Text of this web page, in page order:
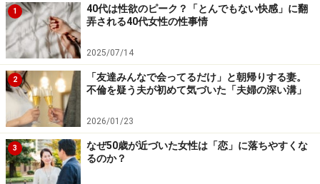
こともあるそうだ。
「当時からよく彼に相談ごとを持ち込まれていました。
娘の後輩ということもあって、私はまったく彼を男性と
して意識していなかった。でも彼が大学生のころ、私の
職業に興味があるから話を聞かせてほしいと改まって言
われて……。仕事の内容を知ってもらうために、私が所属
している企業に来てもらって社内を案内したこともあっ
た。お礼にと食事に誘われ、そこで初めて告白されまし
1
40代は性欲のピーク？「とんでもない快感」に翻
弄される40代女性の性事情
2025/07/14
2
「友達みんなで会ってるだけ」と朝帰りする妻。
不倫を疑う夫が初めて気づいた「夫婦の深い溝」
2026/01/23
3
なぜ50歳が近づいた女性は「恋」に落ちやすくな
るのか？